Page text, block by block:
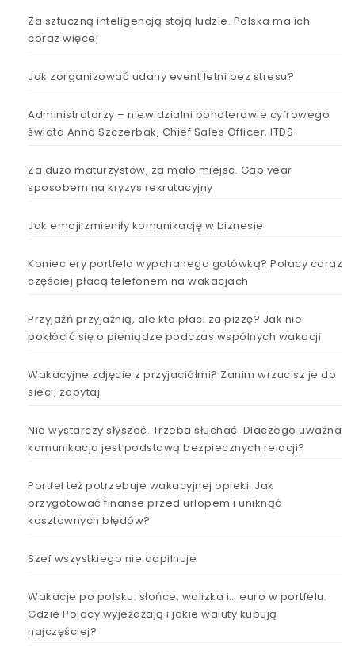
Za sztuczną inteligencją stoją ludzie. Polska ma ich
coraz więcej
Jak zorganizować udany event letni bez stresu?
Administratorzy – niewidzialni bohaterowie cyfrowego
świata Anna Szczerbak, Chief Sales Officer, ITDS
Za dużo maturzystów, za mało miejsc. Gap year
sposobem na kryzys rekrutacyjny
Jak emoji zmieniły komunikację w biznesie
Koniec ery portfela wypchanego gotówką? Polacy coraz
częściej płacą telefonem na wakacjach
Przyjaźń przyjaźnią, ale kto płaci za pizzę? Jak nie
pokłócić się o pieniądze podczas wspólnych wakacji
Wakacyjne zdjęcie z przyjaciółmi? Zanim wrzucisz je do
sieci, zapytaj.
Nie wystarczy słyszeć. Trzeba słuchać. Dlaczego uważna
komunikacja jest podstawą bezpiecznych relacji?
Portfel też potrzebuje wakacyjnej opieki. Jak
przygotować finanse przed urlopem i uniknąć
kosztownych błędów?
Szef wszystkiego nie dopilnuje
Wakacje po polsku: słońce, walizka i… euro w portfelu.
Gdzie Polacy wyjeżdżają i jakie waluty kupują
najczęściej?